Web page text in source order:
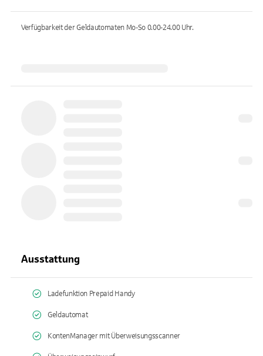
Verfügbarkeit der Geldautomaten Mo-So 0.00-24.00Uhr.
Ausstattung
Ladefunktion Prepaid Handy
Geldautomat
KontenManager mit Überweisungsscanner